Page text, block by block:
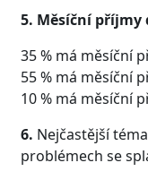
5. Měsíční příjmy
35 % má měsíční
55 % má měsíční
10 % má měsíční
6. Nejčastější
problémech se